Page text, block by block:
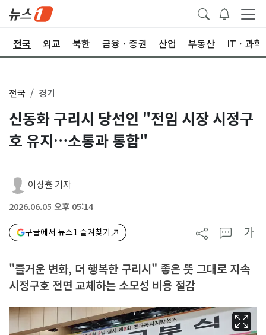
전국 외교 북한 금융ㆍ증권 산업 부동산 ITㆍ과학
전국 경기
신동화 구리시 당선인 "전임 시장 시정구
호 유지…소통과 통합"
이상휼 기자
2026.06.05 오후 05:14
구글에서 뉴스1 즐겨찾기 가
"즐거운 변화, 더 행복한 구리시" 좋은 뚯 그대로 지속
시정구호 전면 교체하는 소모성 비용 절감